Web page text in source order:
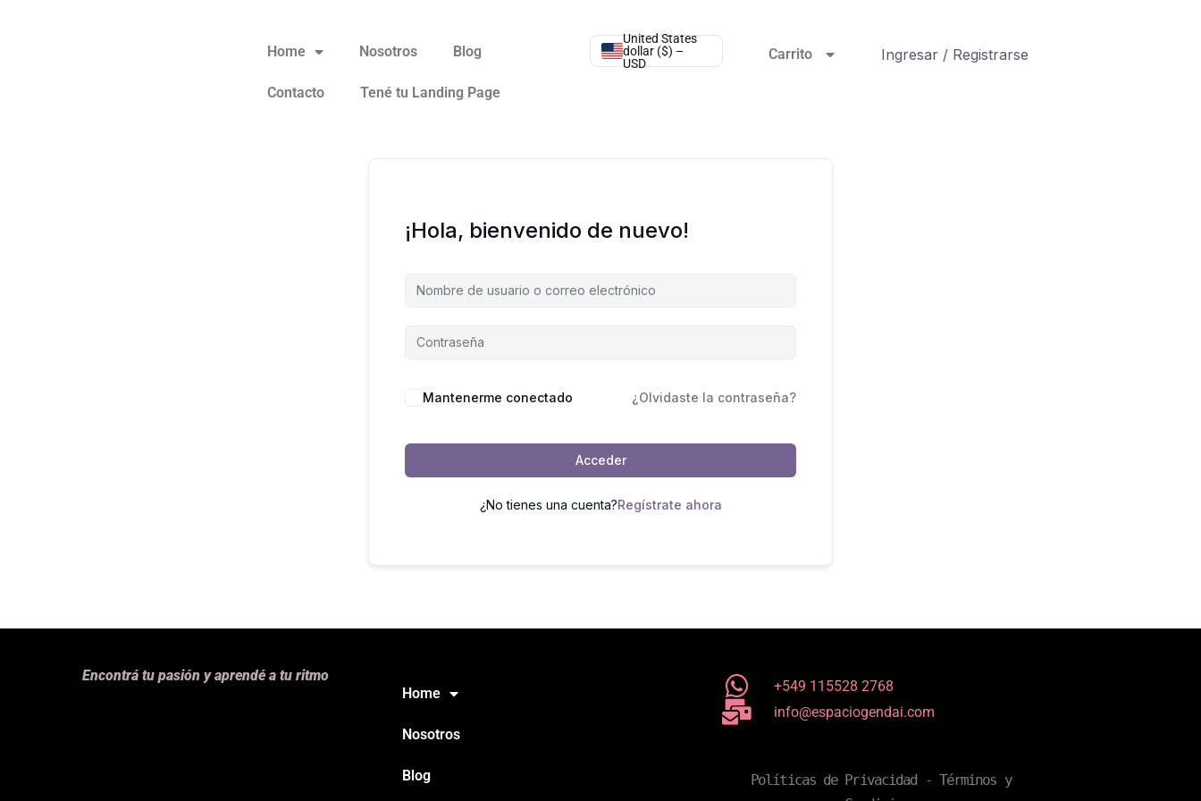
Home Nosotros Blog
Contacto Tené tu Landing Page
United States
dollar ($) –
USD
Carrito Ingresar / Registrarse
¡Hola, bienvenido de nuevo!
Mantenerme conectado ¿Olvidaste la contraseña?
Acceder
¿No tienes una cuenta?Regístrate ahora
Encontrá tu pasión y aprendé a tu ritmo
Home
Nosotros
Blog
+549 115528 2768
info@espaciogendai.com
Políticas de Privacidad - Términos y